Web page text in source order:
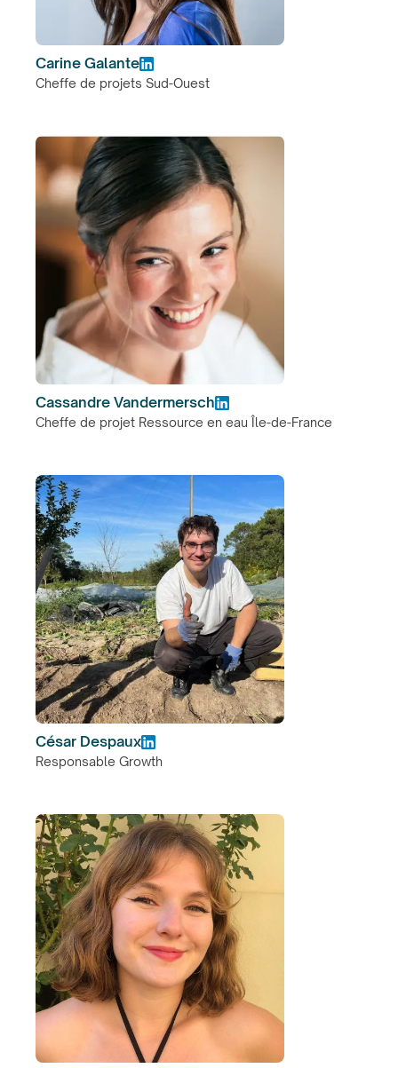
Carine Galante
Cheffe de projets Sud-Ouest
Cassandre Vandermersch
Cheffe de projet Ressource en eau Île-de-France
César Despaux
Responsable Growth